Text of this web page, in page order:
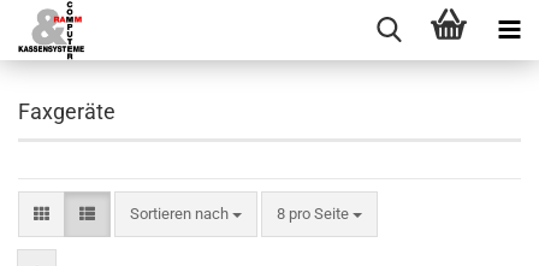
Faxgeräte
Sortieren nach
Sortieren nach 8 pro Seite
pro Seite